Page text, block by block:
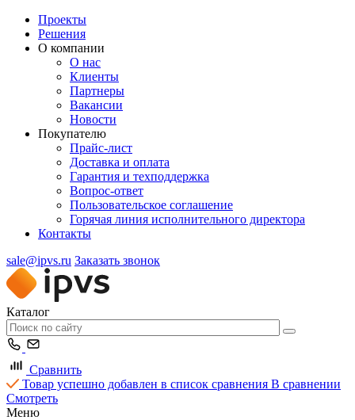
Проекты
Решения
О компании
О нас
Клиенты
Партнеры
Вакансии
Новости
Покупателю
Прайс-лист
Доставка и оплата
Гарантия и техподдержка
Вопрос-ответ
Пользовательское соглашение
Горячая линия исполнительного директора
Контакты
sale@ipvs.ru Заказать звонок
Каталог
Сравнить
Товар успешно добавлен в список сравнения В сравнении
Смотреть
Меню